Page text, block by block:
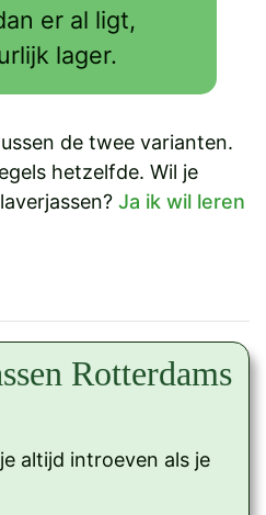
er al ligt,
lager.
de twee varianten.
hetzelfde. Wil je
Ja ik wil leren
Rotterdams
altijd introeven als je